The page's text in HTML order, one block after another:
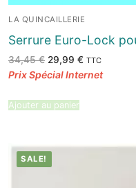
LA QUINCAILLERIE
Serrure Euro-Lock
34,45€ Le
prix
initial
29,99 €Le
actuel
TTC
Ajouter au panier
SALE!